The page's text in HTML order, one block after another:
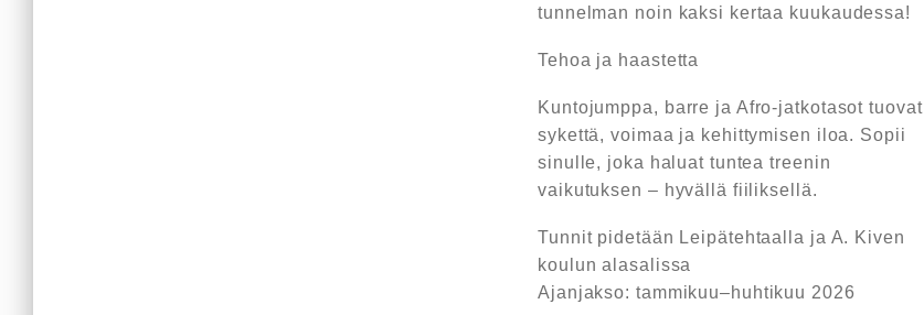
tunnelman noin kaksi kertaa kuukaudessa!
Tehoa ja haastetta
Kuntojumppa, barre ja Afro-jatkotasot tuovat
sykettä, voimaa ja kehittymisen iloa. Sopii
sinulle, joka haluat tuntea treenin
vaikutuksen – hyvällä fiiliksellä.
Tunnit pidetään Leipätehtaalla ja A. Kiven
koulun alasalissa
Ajanjakso: tammikuu–huhtikuu 2026